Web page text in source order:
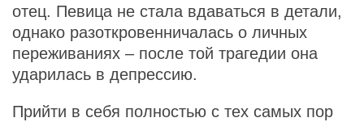
отец. Певица не стала вдаваться в детали,
однако разоткровенничалась о личных
переживаниях – после той трагедии она
ударилась в депрессию.
Прийти в себя полностью с тех самых пор